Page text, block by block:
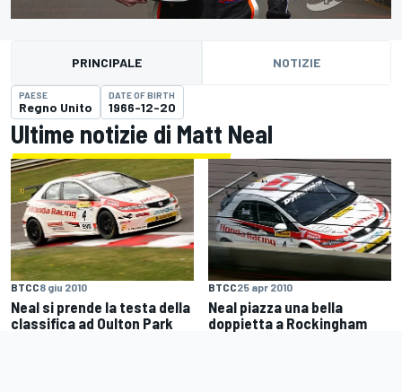
PRINCIPALE NOTIZIE
PAESE
Regno Unito
DATE OF BIRTH
1966-12-20
Ultime notizie di Matt Neal
BTCC8 giu 2010
Neal si prende la testa della
classifica ad Oulton Park
BTCC25 apr 2010
Neal piazza una bella
doppietta a Rockingham